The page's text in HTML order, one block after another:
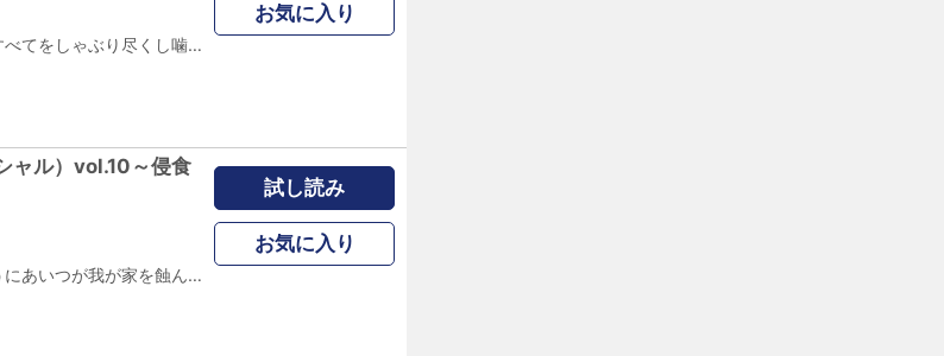
肉食なんかまだまだ甘い！！男のすべてをしゃぶり尽くし噛み砕く、骨食見参！！！ ※本作品は「増刊 ブラック主婦ＳＰ（スペシャル） vol.10」に収録されています。
お気に入り
ャル）vol.10～侵食
気付かぬうちに病気が体を蝕むようにあいつが我が家を蝕んでいく…… ※本作品は「増刊 ブラック主婦ＳＰ（スペシャル） vol.10」に収録されています。
試し読み
お気に入り